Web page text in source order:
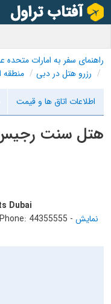
راهنمای سفر به امارات متحده
رزرو هتل در دبی
منطقه
اطلاعات اتاق ها و قیمت
هتل سنت
Dubai
44355555 - نمایش